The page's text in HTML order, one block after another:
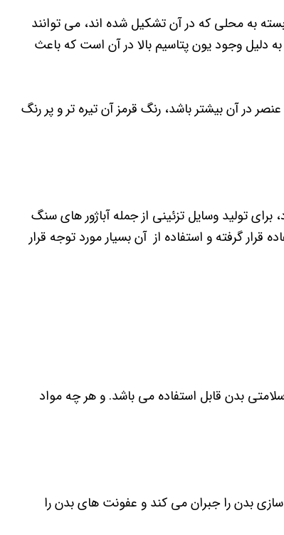
به محلی که در آن تشکیل شده اند، می توانند
دلیل وجود یون پتاسیم بالا در آن است که باعث
در آن بیشتر باشد، رنگ قرمز آن تیره تر و پر رنگ
تولید وسایل تزئینی از جمله آباژور های سنگ
گرفته و استفاده از آن بسیار مورد توجه قرار
بدن قابل استفاده می باشد. و هر چه مواد
بدن را جبران می کند و عفونت های بدن را